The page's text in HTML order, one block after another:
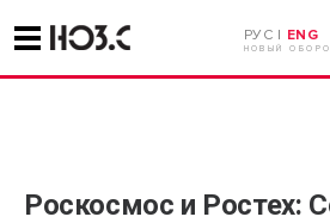
РУС | ENG
НОВЫЙ
Роскосмос и Ростех: